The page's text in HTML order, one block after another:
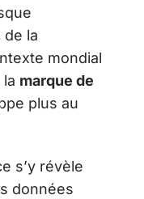
la
mondial
marque de
plus au
s’y révèle
données